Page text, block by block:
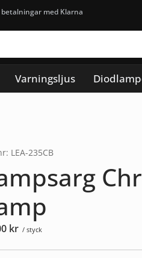
betalningar med Klarna
Varningsljus
LEA-235CB
kr / styck